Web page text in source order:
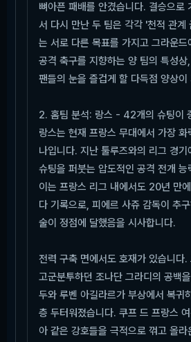
뼈아픈 패배를 안겼습니다. 결승으로
서 다시 만난 두 팀은 각각 '천적 관계
는 서로 다른 목표를 가지고 그라운
공격 축구를 지향하는 양 팀의 특성상
팬들의 눈을 즐겁게 할 다득점 양상이
2. 홈팀 분석: 랑스 - 42개의 슈팅이
랑스는 현재 프랑스 무대에서 가장
나입니다. 지난 툴루즈와의 리그 경
슈팅을 퍼붓는 압도적인 공격 전개 능
이는 프랑스 리그 내에서도 20년 만
다 기록으로, 피에르 사쥬 감독이 추
술이 정점에 달했음을 시사합니다.
전력 구축 면에서도 호재가 있습니다.
고군분투하던 조나단 그라디의 공백
두와 루벤 아길라르가 부상에서 복귀
층 두터워졌습니다. 쿠프 드 프랑스
아 같은 강호들을 극적으로 꺾고 올